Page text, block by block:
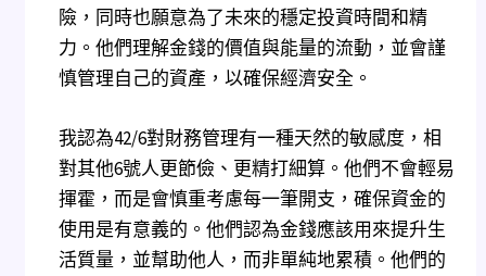
險，同時也願意為了未來的穩定投資時間和精
力。他們理解金錢的價值與能量的流動，並會謹
慎管理自己的資產，以確保經濟安全。
我認為42/6對財務管理有一種天然的敏感度，相
對其他6號人更節儉、更精打細算。他們不會輕易
揮霍，而是會慎重考慮每一筆開支，確保資金的
使用是有意義的。他們認為金錢應該用來提升生
活質量，並幫助他人，而非單純地累積。他們的